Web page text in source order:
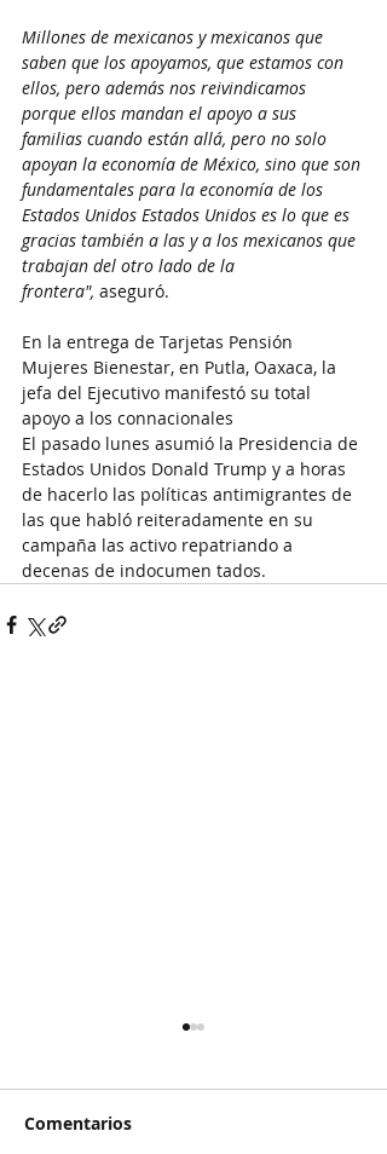
Millones de mexicanos y mexicanos que
saben que los apoyamos, que estamos con
ellos, pero además nos reivindicamos
porque ellos mandan el apoyo a sus
familias cuando están allá, pero no solo
apoyan la economía de México, sino que son
fundamentales para la economía de los
Estados Unidos Estados Unidos es lo que es
gracias también a las y a los mexicanos que
trabajan del otro lado de la
frontera", aseguró.
En la entrega de Tarjetas Pensión
Mujeres Bienestar, en Putla, Oaxaca, la
jefa del Ejecutivo manifestó su total
apoyo a los connacionales
El pasado lunes asumió la Presidencia de
Estados Unidos Donald Trump y a horas
de hacerlo las políticas antimigrantes de
las que habló reiteradamente en su
campaña las activo repatriando a
decenas de indocumen tados.
Comentarios